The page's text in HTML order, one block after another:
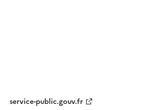
service-public.gouv.fr